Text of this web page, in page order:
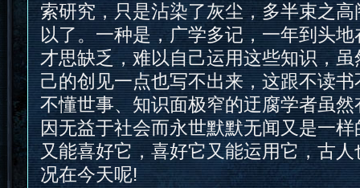
索研究，只是沾染了灰尘，多半束之
以了。一种是，广学多记，一年到头
才思缺乏，难以自己运用这些知识，
己的创见一点也写不出来，这跟不读
不懂世事、知识面极窄的迂腐学者虽
因无益于社会而永世默默无闻又是一
又能喜好它，喜好它又能运用它，古
况在今天呢!